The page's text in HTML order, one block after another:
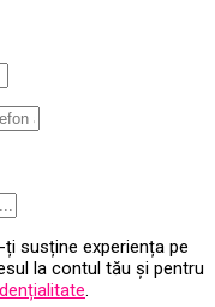
susține experiența pe
la contul tău și pentru
.